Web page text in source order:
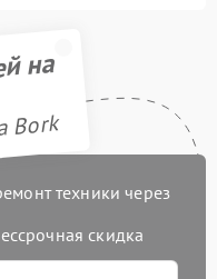
на
Bork
техники через
скидка